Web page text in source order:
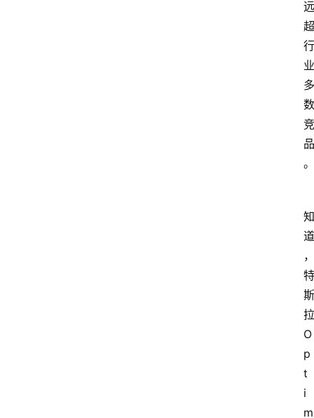
远
超
行
业
多
数
竞
品
。
知
道
，
特
斯
拉
O
p
t
i
m